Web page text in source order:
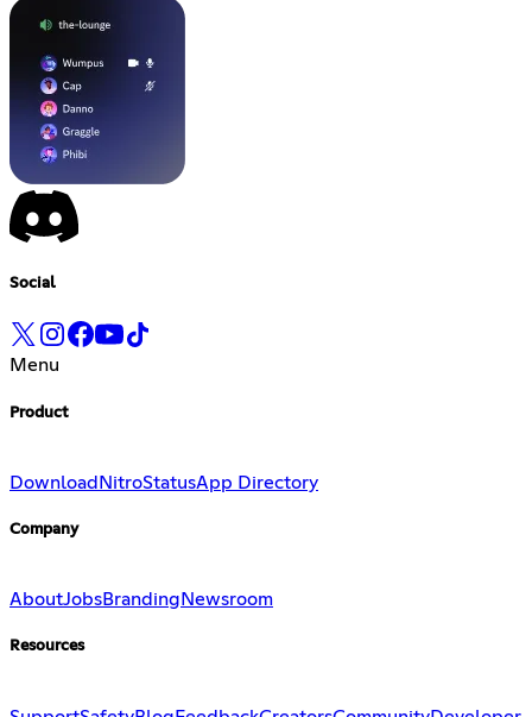
Social
Menu
Product
Download NitroStatusApp Directory
Company
AboutJobsBranding Newsroom
Resources